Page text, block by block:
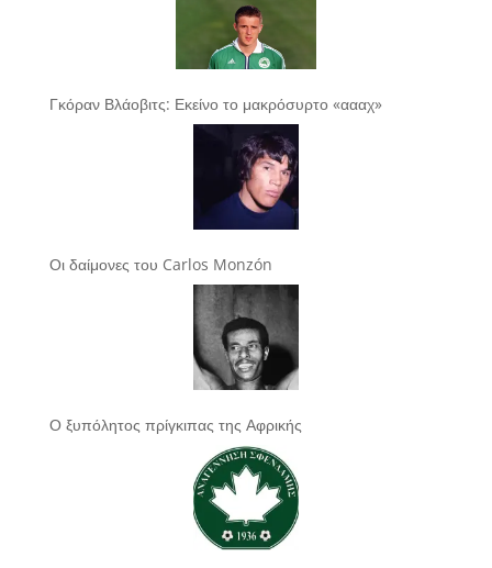
Γκόραν Βλάοβιτς: Εκείνο το μακρόσυρτο «αααχ»
Οι δαίμονες του Carlos Monzón
Ο ξυπόλητος πρίγκιπας της Αφρικής